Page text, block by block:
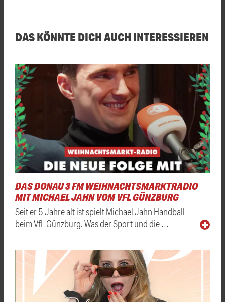
DAS KÖNNTE DICH AUCH INTERESSIEREN
DAS DONAU 3 FM WEIHNACHTSMARKTRADIO
MIT MICHAEL JAHN VOM VFL GÜNZBURG
Seit er 5 Jahre alt ist spielt Michael Jahn Handball
beim VfL Günzburg. Was der Sport und die …